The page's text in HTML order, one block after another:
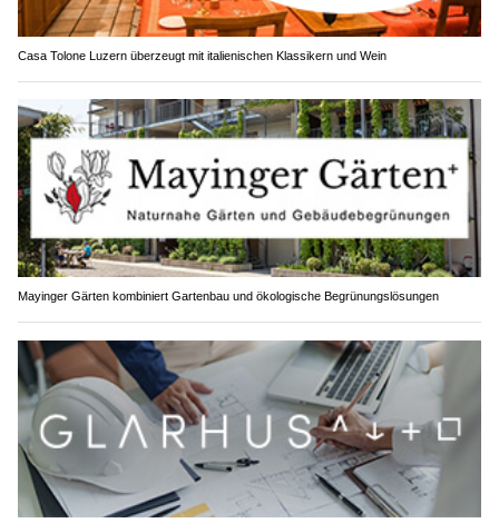
Casa Tolone Luzern überzeugt mit italienischen Klassikern und Wein
Mayinger Gärten kombiniert Gartenbau und ökologische Begrünungslösungen